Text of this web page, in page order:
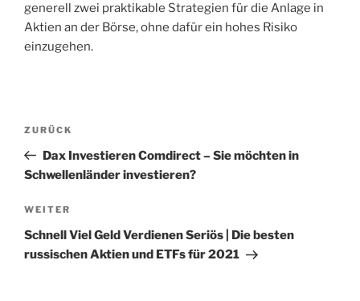
generell zwei praktikable Strategien für die Anlage in
Aktien an der Börse, ohne dafür ein hohes Risiko
einzugehen.
Beitragsnavigation
Vorheriger
Beitrag
ZURÜCK
Dax Investieren Comdirect – Sie möchten in
Schwellenländer investieren?
Nächster
Beitrag
WEITER
Schnell Viel Geld Verdienen Seriös | Die besten
russischen Aktien und ETFs für 2021